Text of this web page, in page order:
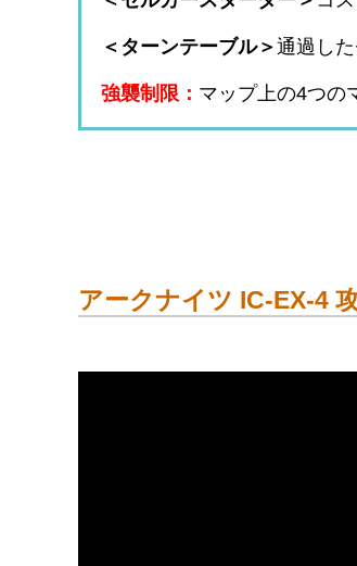
＜ターンテーブル＞通過し
強襲制限： マップ上の4つの
アークナイツ IC-EX-4